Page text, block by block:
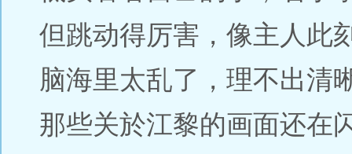
但跳动得厉害，像主人此
脑海里太乱了，理不出清
那些关於江黎的画面还在